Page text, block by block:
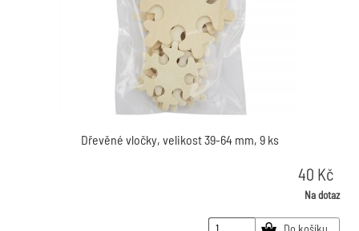
Dřevěné vločky, velikost 39-64 mm, 9 ks
40 Kč
Na dotaz